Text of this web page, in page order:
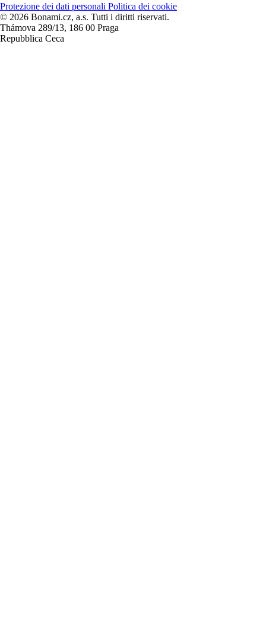
Protezione dei dati personali Politica dei cookie
© 2026 Bonami.cz, a.s. Tutti i diritti riservati.
Thámova 289/13, 186 00 Praga
Repubblica Ceca